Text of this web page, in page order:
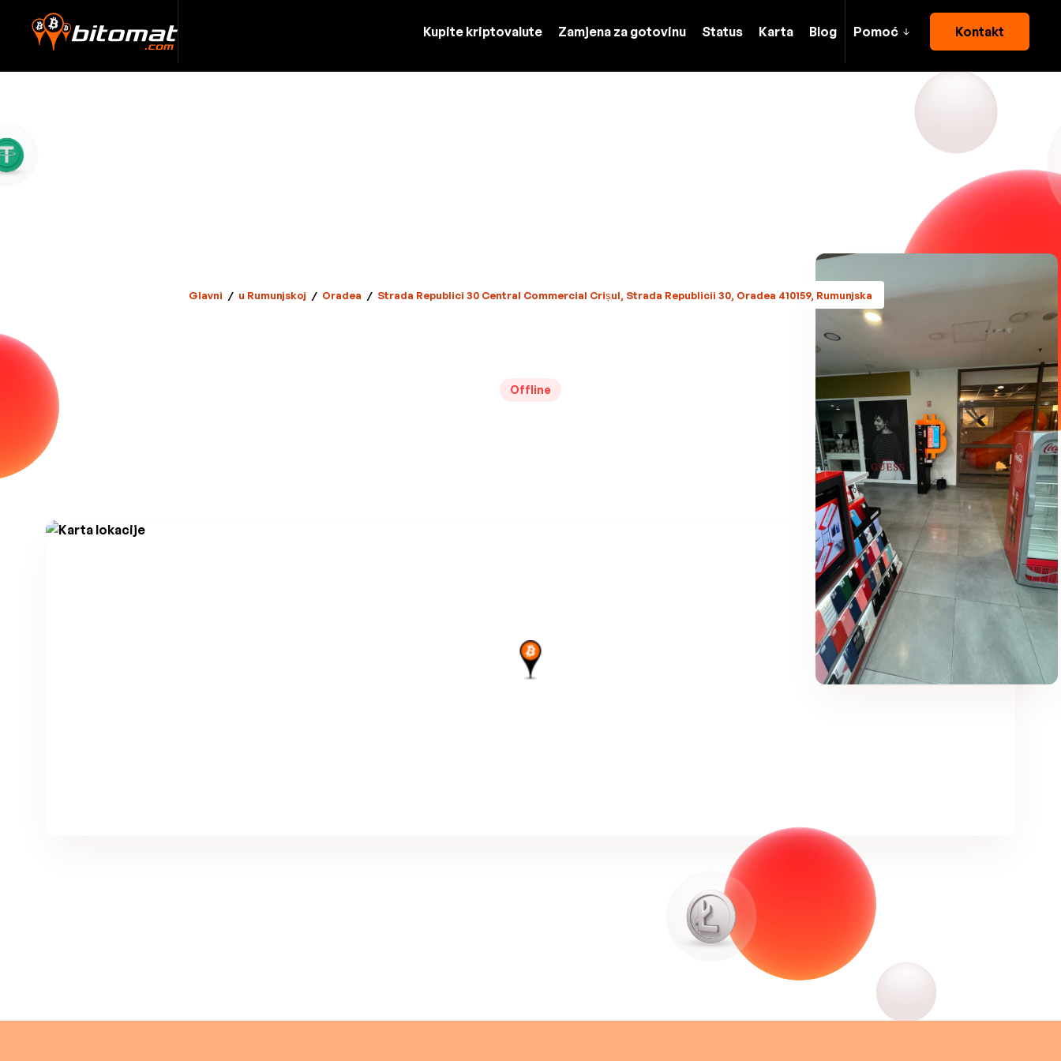
Kupite kriptovalute Zamjena za gotovinu Status Karta Blog Pomoć Kontakt
Glavni / u Rumunjskoj / Oradea / Strada Republici 30 Central Commercial Crișul, Strada Republicii 30, Oradea 410159, Rumunjska
Offline